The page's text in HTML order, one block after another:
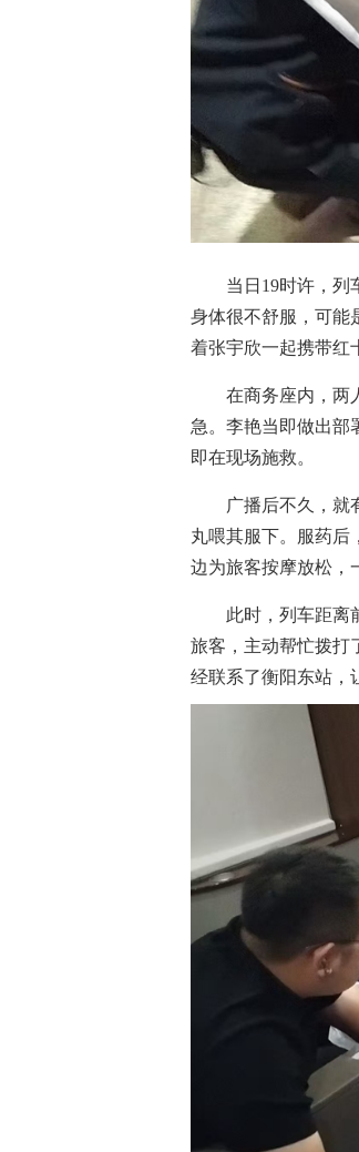
当日19时许，列
身体很不舒服，可能
着张宇欣一起携带红
在商务座内，两
急。李艳当即做出部
即在现场施救。
广播后不久，就
丸喂其服下。服药后
边为旅客按摩放松，
此时，列车距离
旅客，主动帮忙拨打
经联系了衡阳东站，